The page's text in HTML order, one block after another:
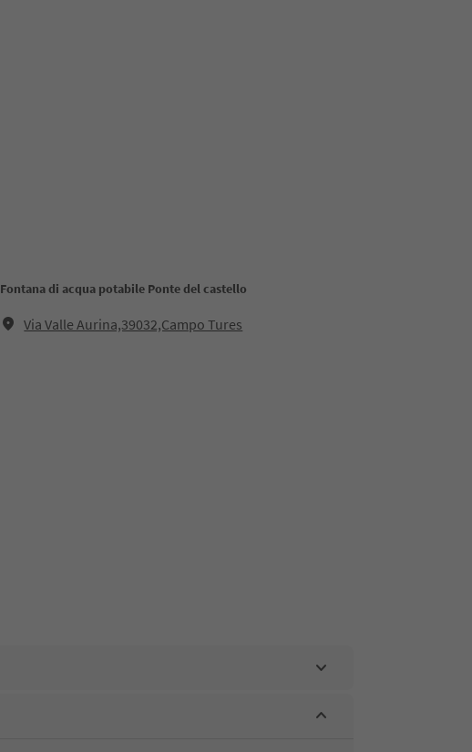
Fontana di acqua potabile Ponte del castello
Via Valle Aurina,39032,Campo Tures